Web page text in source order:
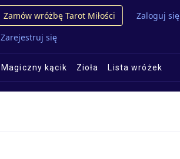
Zamów wróżbę Tarot Miłości
Zaloguj się
Zarejestruj się
Magiczny kącik Zioła Lista wróżek